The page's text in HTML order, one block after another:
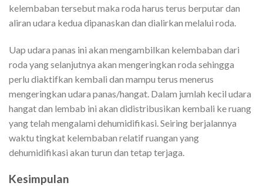
kelembaban tersebut maka roda harus terus berputar dan
aliran udara kedua dipanaskan dan dialirkan melalui roda.
Uap udara panas ini akan mengambilkan kelembaban dari
roda yang selanjutnya akan mengeringkan roda sehingga
perlu diaktifkan kembali dan mampu terus menerus
mengeringkan udara panas/hangat. Dalam jumlah kecil udara
hangat dan lembab ini akan didistribusikan kembali ke ruang
yang telah mengalami dehumidifikasi. Seiring berjalannya
waktu tingkat kelembaban relatif ruangan yang
dehumidifikasi akan turun dan tetap terjaga.
Kesimpulan